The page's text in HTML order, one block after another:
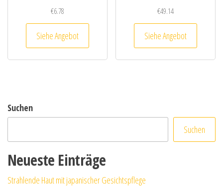
€6.78
Siehe Angebot
€49.14
Siehe Angebot
Suchen
Suchen
Neueste Einträge
Strahlende Haut mit japanischer Gesichtspflege